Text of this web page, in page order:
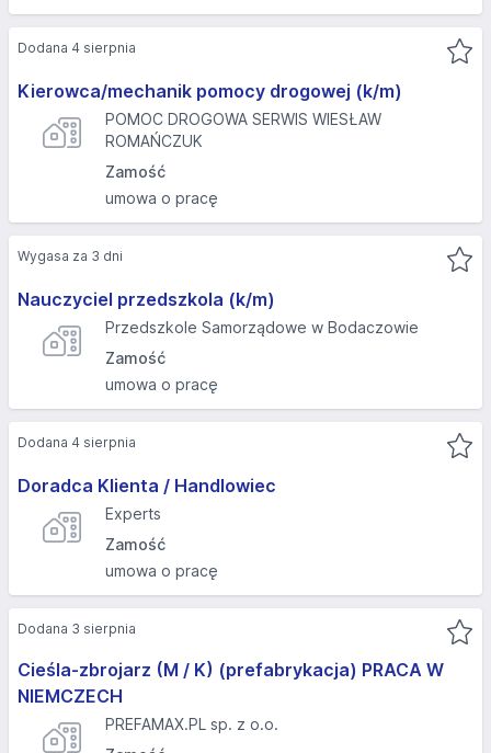
Kierowca/mechanik pomocy drogowej (k/m)
POMOC DROGOWA SERWIS WIESŁAW
ROMAŃCZUK
Zamość
umowa o pracę
Dodana 4 sierpnia
Nauczyciel przedszkola (k/m)
Przedszkole Samorządowe w Bodaczowie
Zamość
umowa o pracę
Wygasa za 3 dni
Doradca Klienta / Handlowiec
Experts
Zamość
umowa o pracę
Dodana 4 sierpnia
Cieśla-zbrojarz (M / K) (prefabrykacja) PRACA W
NIEMCZECH
PREFAMAX.PL sp. z o.o.
Dodana 3 sierpnia